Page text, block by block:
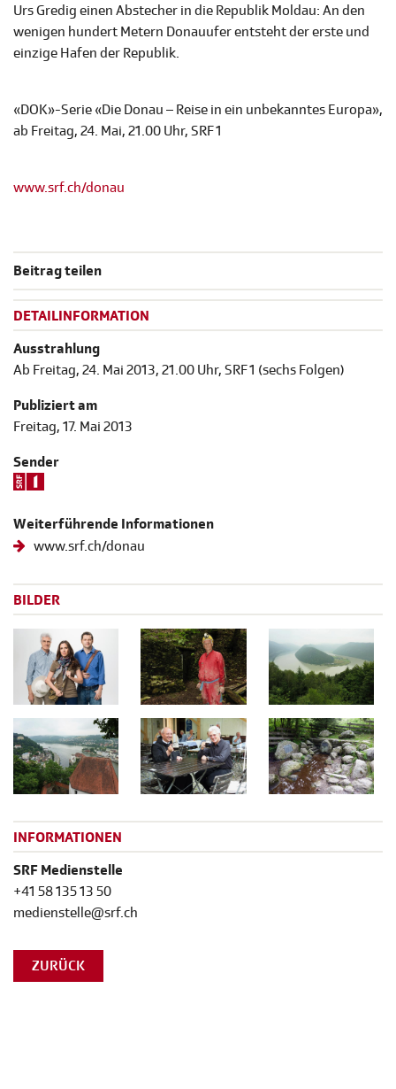
Urs Gredig einen Abstecher in die Republik Moldau: An den
wenigen hundert Metern Donauufer entsteht der erste und
einzige Hafen der Republik.
«DOK»-Serie «Die Donau – Reise in ein unbekanntes Europa»,
ab Freitag, 24. Mai, 21.00 Uhr, SRF 1
www.srf.ch/donau
Beitrag teilen
DETAILINFORMATION
Ausstrahlung
Ab Freitag, 24. Mai 2013, 21.00 Uhr, SRF 1 (sechs Folgen)
Publiziert am
Freitag, 17. Mai 2013
Sender
Weiterführende Informationen
www.srf.ch/donau
BILDER
INFORMATIONEN
SRF Medienstelle
+41 58 135 13 50
medienstelle@srf.ch
ZURÜCK